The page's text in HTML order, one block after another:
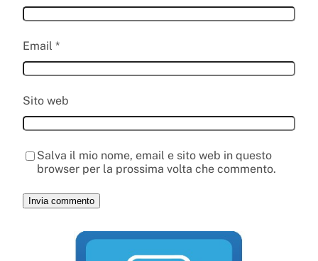
Email *
Sito web
Salva il mio nome, email e sito web in questo
browser per la prossima volta che commento.